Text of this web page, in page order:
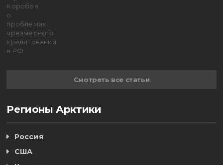
Смотреть все статьи
Регионы Арктики
Россия
США